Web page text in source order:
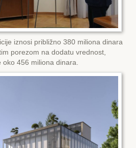
iznosi približno 380 miliona dinara
porezom na dodatu vrednost,
456 miliona dinara.